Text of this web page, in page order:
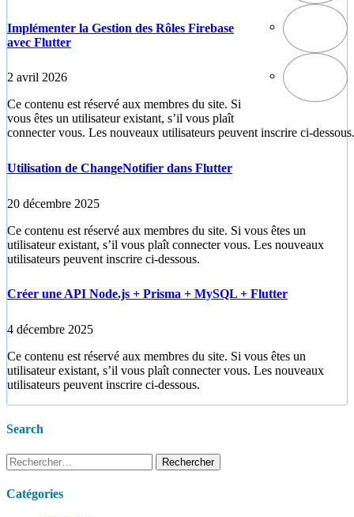
Implémenter la Gestion des Rôles Firebase
avec Flutter
2 avril 2026
Ce contenu est réservé aux membres du site. Si
vous êtes un utilisateur existant, s’il vous plaît
connecter vous. Les nouveaux utilisateurs peuvent inscrire ci-dessous.
Utilisation de ChangeNotifier dans Flutter
20 décembre 2025
Ce contenu est réservé aux membres du site. Si vous êtes un
utilisateur existant, s’il vous plaît connecter vous. Les nouveaux
utilisateurs peuvent inscrire ci-dessous.
Créer une API Node.js + Prisma + MySQL + Flutter
4 décembre 2025
Ce contenu est réservé aux membres du site. Si vous êtes un
utilisateur existant, s’il vous plaît connecter vous. Les nouveaux
utilisateurs peuvent inscrire ci-dessous.
Search
Rechercher :
Catégories